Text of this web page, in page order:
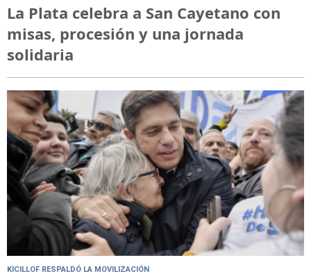
La Plata celebra a San Cayetano con
misas, procesión y una jornada
solidaria
KICILLOF RESPALDÓ LA MOVILIZACIÓN